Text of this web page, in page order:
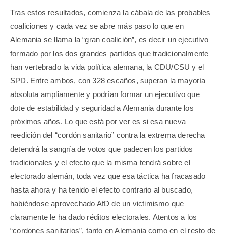
Tras estos resultados, comienza la cábala de las probables
coaliciones y cada vez se abre más paso lo que en
Alemania se llama la “gran coalición”, es decir un ejecutivo
formado por los dos grandes partidos que tradicionalmente
han vertebrado la vida política alemana, la CDU/CSU y el
SPD. Entre ambos, con 328 escaños, superan la mayoría
absoluta ampliamente y podrían formar un ejecutivo que
dote de estabilidad y seguridad a Alemania durante los
próximos años. Lo que está por ver es si esa nueva
reedición del “cordón sanitario” contra la extrema derecha
detendrá la sangría de votos que padecen los partidos
tradicionales y el efecto que la misma tendrá sobre el
electorado alemán, toda vez que esa táctica ha fracasado
hasta ahora y ha tenido el efecto contrario al buscado,
habiéndose aprovechado AfD de un victimismo que
claramente le ha dado réditos electorales. Atentos a los
“cordones sanitarios”, tanto en Alemania como en el resto de